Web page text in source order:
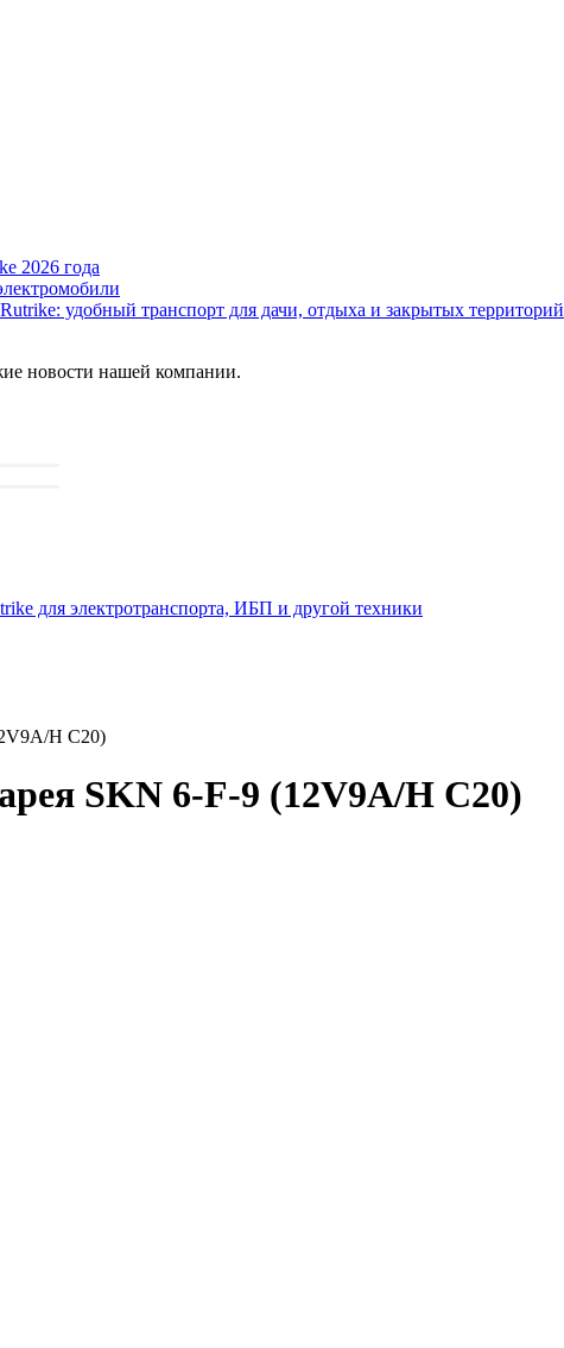
2026 года
удобный транспорт для дачи, отдыха и закрытых территорий
новости нашей компании.
для электротранспорта, ИБП и другой техники
H C20)
SKN 6-F-9 (12V9A/H C20)